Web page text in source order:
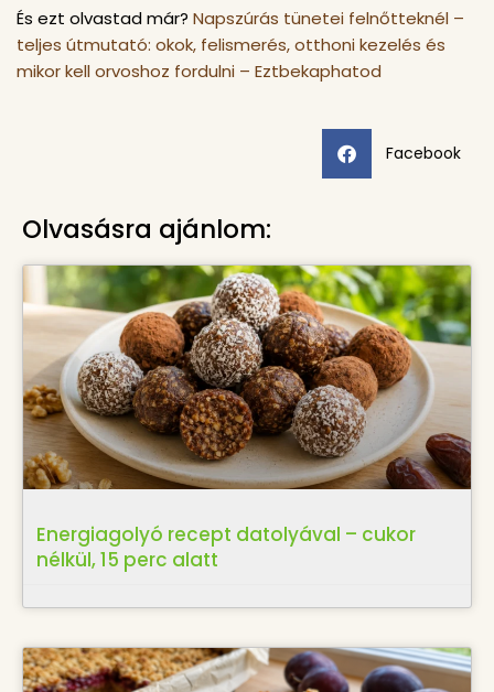
És ezt olvastad már? Napszúrás tünetei felnőtteknél –
teljes útmutató: okok, felismerés, otthoni kezelés és
mikor kell orvoshoz fordulni – Eztbekaphatod
Facebook
Olvasásra ajánlom:
Energiagolyó recept datolyával – cukor
nélkül, 15 perc alatt